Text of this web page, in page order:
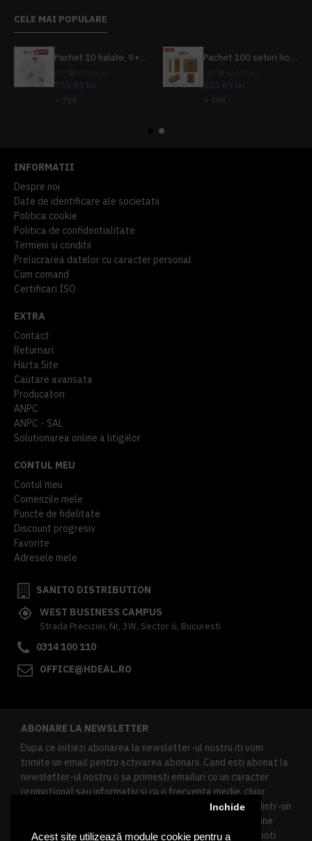
Acest site utilizează module cookie pentru a
Inchide
CELE MAI POPULARE
Pachet 10 halate, 9+1 gratuit
755,82 lei
+ TVA
Pachet 100 seturi hoteliere, set dentar, set barbierit, casca de dus, pila unghii, set cusut
533,69 lei
+ TVA
INFORMATII
Despre noi
Date de identificare ale societatii
Politica cookie
Politica de confidentialitate
Termeni si conditii
Prelucrarea datelor cu caracter personal
Cum comand
Certificari ISO
EXTRA
Contact
Returnari
Harta Site
Cautare avansata
Producatori
ANPC
ANPC - SAL
Solutionarea online a litigiilor
CONTUL MEU
Contul meu
Comenzile mele
Puncte de fidelitate
Discount progresiv
Favorite
Adresele mele
SANITO DISTRIBUTION
WEST BUSINESS CAMPUS
Strada Preciziei, Nr, 3W, Sector 6, Bucuresti
0314 100 110
OFFICE@HDEAL.RO
ABONARE LA NEWSLETTER
Dupa ce initiezi abonarea la newsletter-ul nostru iti vom
trimite un email pentru activarea abonarii. Cand esti abonat la
newsletter-ul nostru o sa primesti emailuri cu un caracter
promotional sau informativ si cu o frecventa medie, chiar
redusa. Daca doresti sa te dezabonezi poti urma linkul dintr-un
newsletter primit, daca esti client inregistrat ai o sectiune
speciala in contul tau in acest scop, si de asemenea ne poti